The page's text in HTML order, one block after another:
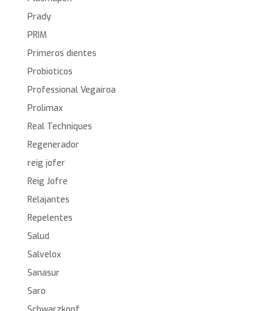
Prady
PRIM
Primeros dientes
Probioticos
Professional Vegairoa
Prolimax
Real Techniques
Regenerador
reig jofer
Reig Jofre
Relajantes
Repelentes
Salud
Salvelox
Sanasur
Saro